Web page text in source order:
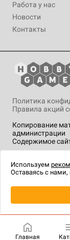
Работа у нас
Новости
Контакты
Копирование
администрации
Содержимое
Политика
Правила акций
технологии.
Главная
Используем
Оставаясь с